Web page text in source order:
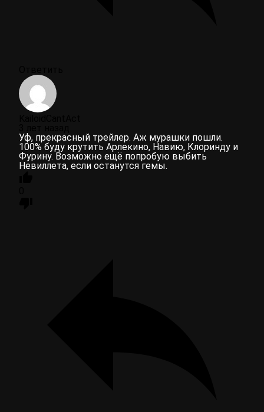
Уф, прекрасный трейлер. Аж мурашки пошли.
100% буду крутить Арлекино, Навию, Клоринду и
Фурину. Возможно ещё попробую выбить
Невиллета, если останутся гемы.